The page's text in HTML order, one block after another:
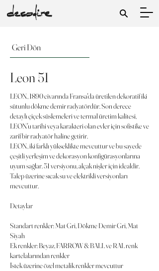
Geri Dön
Leon 51
LEON, 1890 civarında Fransa'da üretilen dekoratif iki
sütunlu dökme demir radyatördür. Son derece
detaylı çiçek süslemeleri ve termal üretim kalitesi,
LEON'u tarihi veya karakteri olan evler için sofistike ve
zarif bir radyatör haline getirir.
LEON, iki farklı yükseklikte mevcuttur ve bu sayede
çeşitli yerleşim ve dekorasyon konfigürasyonlarına
uyum sağlar. 51 versiyonu, alçak nişler için idealdir.
Talep üzerine sıcak su ve elektrikli versiyonları
mevcuttur.
Detaylar
Standart renkler: Mat Gri, Dökme Demir Gri, Mat
Siyah
Ek renkler: Beyaz, FARROW & BALL ve RAL renk
kartelalarından renkler
İstek üzerine özel metalik renkler mevcuttur